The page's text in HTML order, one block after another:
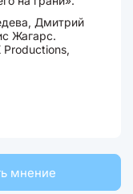
Дмитрий
Жагарс.
мнение